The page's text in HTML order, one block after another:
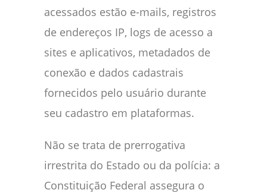
acessados estão e-mails, registros
de endereços IP, logs de acesso a
sites e aplicativos, metadados de
conexão e dados cadastrais
fornecidos pelo usuário durante
seu cadastro em plataformas.
Não se trata de prerrogativa
irrestrita do Estado ou da polícia: a
Constituição Federal assegura o